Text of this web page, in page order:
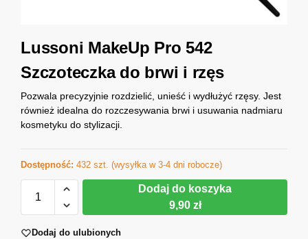
Lussoni MakeUp Pro 542
Szczoteczka do brwi i rzęs
Pozwala precyzyjnie rozdzielić, unieść i wydłużyć rzęsy. Jest
również idealna do rozczesywania brwi i usuwania nadmiaru
kosmetyku do stylizacji.
Dostępność: 432 szt. (wysyłka w 3-4 dni robocze)
Dodaj do koszyka
9,90 zł
Dodaj do ulubionych